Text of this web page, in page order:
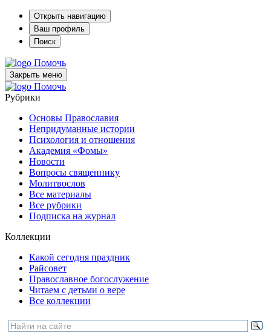
Открыть навигацию
Ваш профиль
Поиск
Помочь
Закрыть меню
Помочь
Рубрики
Основы Православия
Непридуманные истории
Психология и отношения
Академия «Фомы»
Новости
Вопросы священнику
Молитвослов
Все материалы
Все рубрики
Подписка на журнал
Коллекции
Какой сегодня праздник
Райсовет
Православное богослужение
Читаем с детьми о вере
Все коллекции